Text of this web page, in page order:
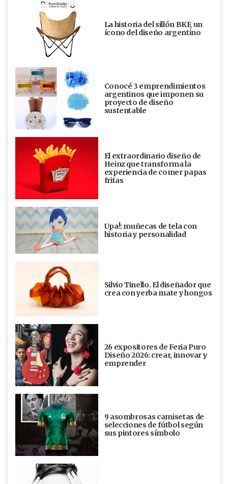
La historia del sillón BKF, un
ícono del diseño argentino
Conocé 3 emprendimientos
argentinos que imponen su
proyecto de diseño
sustentable
El extraordinario diseño de
Heinz que transforma la
experiencia de comer papas
fritas
Upa!: muñecas de tela con
historia y personalidad
Silvio Tinello. El diseñador que
crea con yerba mate y hongos
26 expositores de Feria Puro
Diseño 2026: crear, innovar y
emprender
9 asombrosas camisetas de
selecciones de fútbol según
sus pintores símbolo